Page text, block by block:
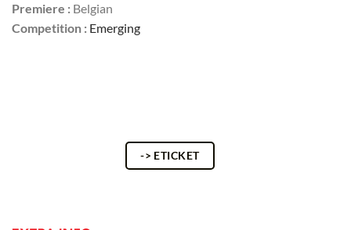
Premiere : Belgian
Competition : Emerging
-> ETICKET